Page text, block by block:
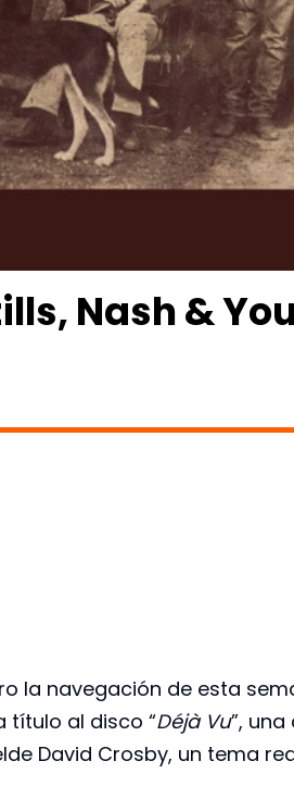
Nash &
la navegación de esta
título al disco “Déjà Vu”,
David Crosby, un tema